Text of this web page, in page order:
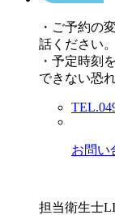
・ご予約の
話ください。
・予定時刻
できない恐
お問い
担当衛生士